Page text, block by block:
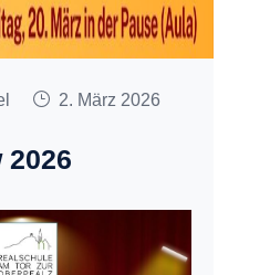
2. März 2026
2026